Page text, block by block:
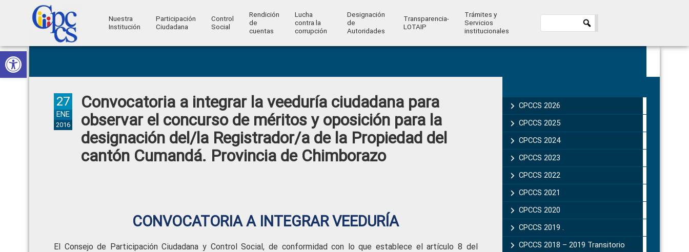
Abrir barra de herramientas
Skip
to
primary
Skip
to
main
Skip
to
primary
Skip
to
footer
Ciudadana
Control
Ciudadano
Nuestra
Institución
Participación
Ciudadana
Control
Social
Rendición
de
cuentas
Lucha
contra la
corrupción
Designación
de
Autoridades
Transparencia-
LOTAIP
Trámites y
Servicios
institucionales
Convocatoria a integrar la veeduría ciudadana para
observar el concurso de méritos y oposición para la
designación del/la Registrador/a de la Propiedad del
cantón Cumandá. Provincia de Chimborazo
27
ENE
2016
CONVOCATORIA A INTEGRAR VEEDURÍA
El Consejo de Participación Ciudadana y Control Social, de conformidad con lo que establece el artículo 8 del
Sidebar
CPCCS 2026
CPCCS 2025
CPCCS 2024
CPCCS 2023
CPCCS 2022
CPCCS 2021
CPCCS 2020
CPCCS 2019 .
CPCCS 2018 – 2019 Transitorio